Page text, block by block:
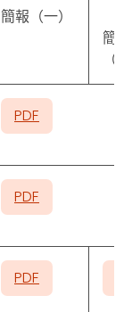
簡報（一）
簡報
（
PDF
PDF
PDF